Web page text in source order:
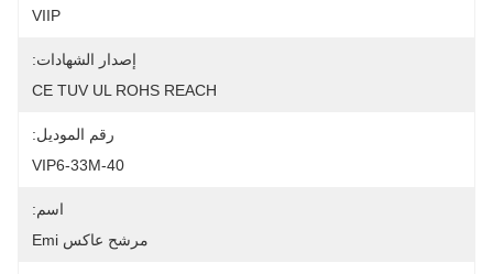
VIIP
إصدار الشهادات:
CE TUV UL ROHS REACH
رقم الموديل:
VIP6-33M-40
اسم:
مرشح عاكس Emi